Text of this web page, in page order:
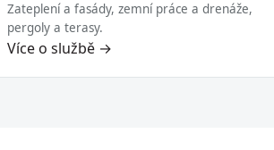
Zateplení a fasády, zemní práce a drenáže,
pergoly a terasy.
Více o službě →